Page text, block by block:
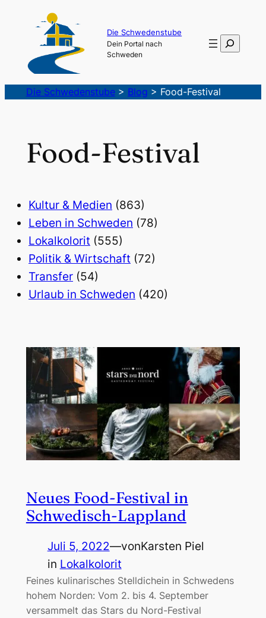
Die Schwedenstube
Dein Portal nach
Schweden
Suchen
Die Schwedenstube> Blog > Food-Festival
Food-Festival
Kultur & Medien (863)
Leben in Schweden (78)
Lokalkolorit (555)
Politik & Wirtschaft (72)
Transfer (54)
Urlaub in Schweden (420)
Neues Food-Festival in
Schwedisch-Lappland
Juli 5, 2022—vonKarsten Piel
in Lokalkolorit
Feines kulinarisches Stelldichein in Schwedens
hohem Norden: Vom 2. bis 4. September
versammelt das Stars du Nord-Festival